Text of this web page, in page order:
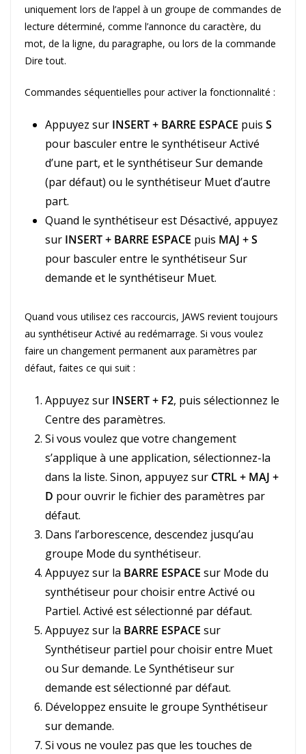
uniquement lors de l’appel à un groupe de commandes de
lecture déterminé, comme l’annonce du caractère, du
mot, de la ligne, du paragraphe, ou lors de la commande
Dire tout.
Commandes séquentielles pour activer la fonctionnalité :
Appuyez sur INSERT + BARRE ESPACE puis S
pour basculer entre le synthétiseur Activé
d’une part, et le synthétiseur Sur demande
(par défaut) ou le synthétiseur Muet d’autre
part.
Quand le synthétiseur est Désactivé, appuyez
sur INSERT + BARRE ESPACE puis MAJ + S
pour basculer entre le synthétiseur Sur
demande et le synthétiseur Muet.
Quand vous utilisez ces raccourcis, JAWS revient toujours
au synthétiseur Activé au redémarrage. Si vous voulez
faire un changement permanent aux paramètres par
défaut, faites ce qui suit :
Appuyez sur INSERT + F2, puis sélectionnez le
Centre des paramètres.
Si vous voulez que votre changement
s’applique à une application, sélectionnez-la
dans la liste. Sinon, appuyez sur CTRL + MAJ +
D pour ouvrir le fichier des paramètres par
défaut.
Dans l’arborescence, descendez jusqu’au
groupe Mode du synthétiseur.
Appuyez sur la BARRE ESPACE sur Mode du
synthétiseur pour choisir entre Activé ou
Partiel. Activé est sélectionné par défaut.
Appuyez sur la BARRE ESPACE sur
Synthétiseur partiel pour choisir entre Muet
ou Sur demande. Le Synthétiseur sur
demande est sélectionné par défaut.
Développez ensuite le groupe Synthétiseur
sur demande.
Si vous ne voulez pas que les touches de